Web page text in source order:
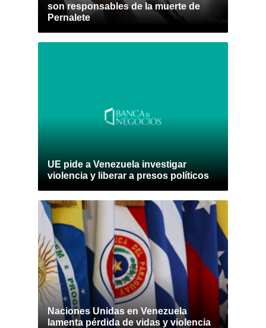
son responsables de la muerte de
Pernalete
UE pide a Venezuela investigar
violencia y liberar a presos políticos
Naciones Unidas en Venezuela
lamenta pérdida de vidas y violencia